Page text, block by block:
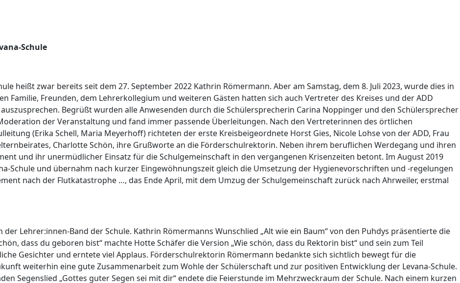
Schule
heißt zwar bereits seit dem 27. September 2022 Kathrin Römermann. Aber am Samstag, dem 8. Juli 2023, wurde dies in
Familie, Freunden, dem Lehrerkollegium und weiteren Gästen hatten sich auch Vertreter des Kreises und der ADD
Begrüßt wurden alle Anwesenden durch die Schülersprecherin Carina Noppinger und den Schülersprecher
der Veranstaltung und fand immer passende Überleitungen. Nach den Vertreterinnen des örtlichen
(Erika Schell, Maria Meyerhoff) richteten der erste Kreisbeigeordnete Horst Gies, Nicole Lohse von der ADD, Frau
Charlotte Schön, ihre Grußworte an die Förderschulrektorin. Neben ihrem beruflichen Werdegang und ihren
und ihr unermüdlicher Einsatz für die Schulgemeinschaft in den vergangenen Krisenzeiten betont. Im August 2019
Schule und übernahm nach kurzer Eingewöhnungszeit gleich die Umsetzung der Hygienevorschriften und -regelungen
nach der Flutkatastrophe …, das Ende April, mit dem Umzug der Schulgemeinschaft zurück nach Ahrweiler, erstmal
Lehrer:innen-Band der Schule. Kathrin Römermanns Wunschlied „Alt wie ein Baum“ von den Puhdys präsentierte die
dass du geboren bist“ machte Hotte Schäfer die Version „Wie schön, dass du Rektorin bist“ und sein zum Teil
Gesichter und erntete viel Applaus. Förderschulrektorin Römermann bedankte sich sichtlich bewegt für die
weiterhin eine gute Zusammenarbeit zum Wohle der Schülerschaft und zur positiven Entwicklung der Levana-Schule.
Segenslied „Gottes guter Segen sei mit dir“ endete die Feierstunde im Mehrzweckraum der Schule. Nach einem kurzen